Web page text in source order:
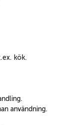
kök.
användning.